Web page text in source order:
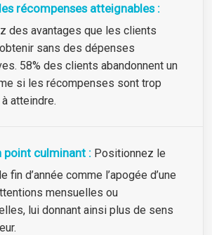
récompenses atteignables :
des avantages que les clients
sans des dépenses
58% des clients abandonnent un
si les récompenses sont trop
atteindre.
point culminant : Positionnez le
fin d’année comme l’apogée d’une
mensuelles ou
lui donnant ainsi plus de sens